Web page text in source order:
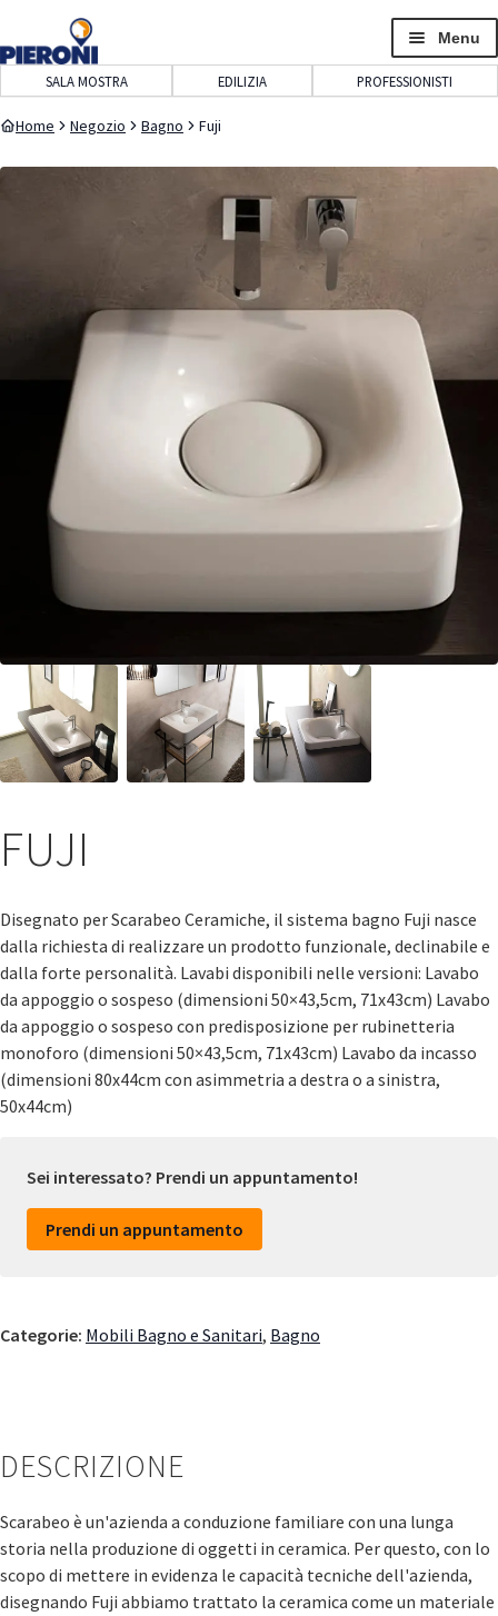
navigazione
contenuto
Menu
SALA MOSTRA EDILIZIA PROFESSIONISTI
Home Negozio Bagno Fuji
FUJI
Disegnato per Scarabeo Ceramiche, il sistema bagno Fuji nasce
dalla richiesta di realizzare un prodotto funzionale, declinabile e
dalla forte personalità. Lavabi disponibili nelle versioni: Lavabo
da appoggio o sospeso (dimensioni 50×43,5cm, 71x43cm) Lavabo
da appoggio o sospeso con predisposizione per rubinetteria
monoforo (dimensioni 50×43,5cm, 71x43cm) Lavabo da incasso
(dimensioni 80x44cm con asimmetria a destra o a sinistra,
50x44cm)
Sei interessato? Prendi un appuntamento!
Prendi un appuntamento
Categorie: Mobili Bagno e Sanitari, Bagno
DESCRIZIONE
Scarabeo è un'azienda a conduzione familiare con una lunga
storia nella produzione di oggetti in ceramica. Per questo, con lo
scopo di mettere in evidenza le capacità tecniche dell'azienda,
disegnando Fuji abbiamo trattato la ceramica come un materiale